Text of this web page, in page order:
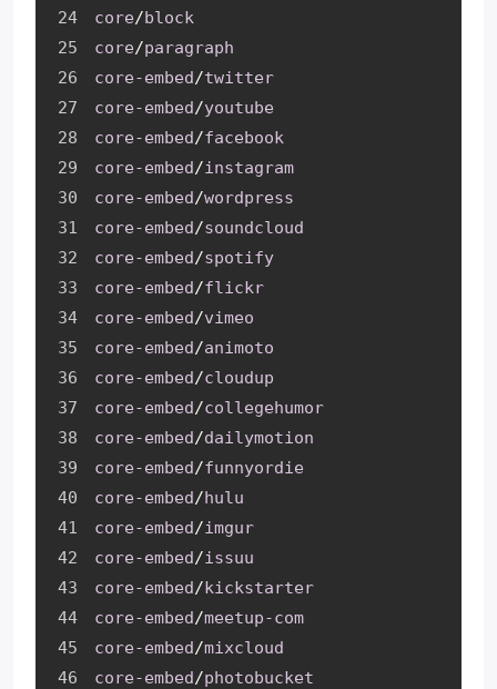
core/block
core/paragraph
core-embed/twitter
core-embed/youtube
core-embed/facebook
core-embed/instagram
core-embed/wordpress
core-embed/soundcloud
core-embed/spotify
core-embed/flickr
core-embed/vimeo
core-embed/animoto
core-embed/cloudup
core-embed/collegehumor
core-embed/dailymotion
core-embed/funnyordie
core-embed/hulu
core-embed/imgur
core-embed/issuu
core-embed/kickstarter
core-embed/meetup-com
core-embed/mixcloud
core-embed/photobucket